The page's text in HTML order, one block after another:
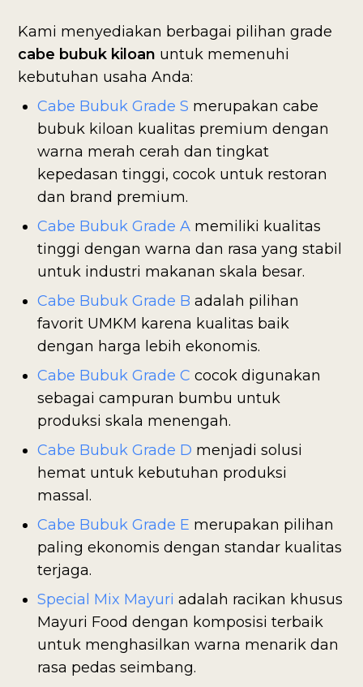
Kami menyediakan berbagai pilihan grade
cabe bubuk kiloan untuk memenuhi
kebutuhan usaha Anda:
Cabe Bubuk Grade S merupakan cabe
bubuk kiloan kualitas premium dengan
warna merah cerah dan tingkat
kepedasan tinggi, cocok untuk restoran
dan brand premium.
Cabe Bubuk Grade A memiliki kualitas
tinggi dengan warna dan rasa yang stabil
untuk industri makanan skala besar.
Cabe Bubuk Grade B adalah pilihan
favorit UMKM karena kualitas baik
dengan harga lebih ekonomis.
Cabe Bubuk Grade C cocok digunakan
sebagai campuran bumbu untuk
produksi skala menengah.
Cabe Bubuk Grade D menjadi solusi
hemat untuk kebutuhan produksi
massal.
Cabe Bubuk Grade E merupakan pilihan
paling ekonomis dengan standar kualitas
terjaga.
Special Mix Mayuri adalah racikan khusus
Mayuri Food dengan komposisi terbaik
untuk menghasilkan warna menarik dan
rasa pedas seimbang.